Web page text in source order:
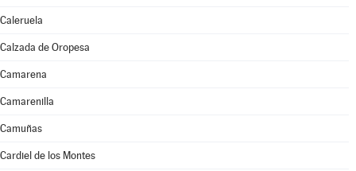
Caleruela
Calzada de Oropesa
Camarena
Camarenilla
Camuñas
Cardiel de los Montes